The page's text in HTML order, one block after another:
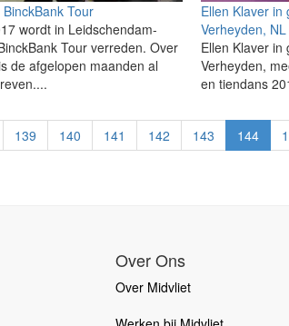
Tour
wordt in Leidschendam-
Tour verreden. Over
de afgelopen maanden al
Ellen Klaver
Verheyden,
Ellen Klaver
Verheyden,
en tiendans
139 140 141 142 143 144
Over Ons
Over Midvliet